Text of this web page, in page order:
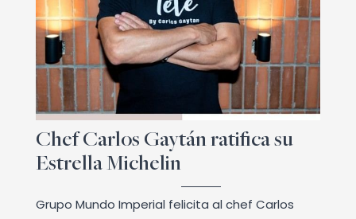
Chef Carlos Gaytán ratifica su
Estrella Michelin
Grupo Mundo Imperial felicita al chef Carlos